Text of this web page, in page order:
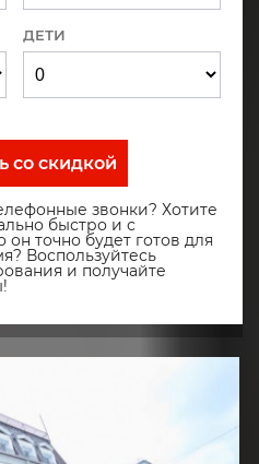
ДЕТИ
со скидкой
звонки? Хотите
быстро и с
точно будет готов для
Воспользуйтесь
и получайте